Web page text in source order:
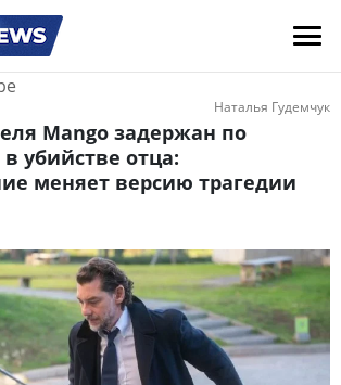
Наталья Гудемчук
Mango задержан по
убийстве отца:
меняет версию трагедии